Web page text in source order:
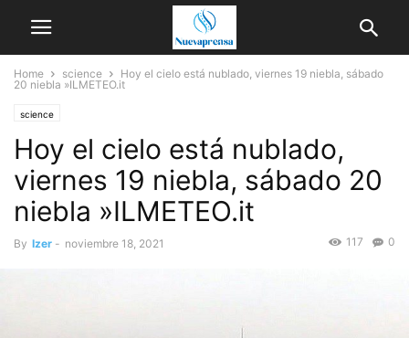
Home science
Hoy el cielo está nublado, viernes 19 niebla, sábado
20 niebla »ILMETEO.it
science
Hoy el cielo está nublado,
viernes 19 niebla, sábado 20
niebla »ILMETEO.it
By Izer - noviembre 18, 2021 0
117